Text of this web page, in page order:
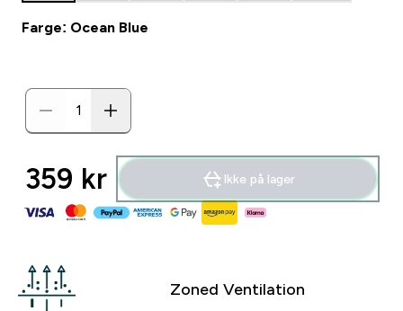
Farge: Ocean Blue
359 kr‎ Ikke på lager
Zoned Ventilation